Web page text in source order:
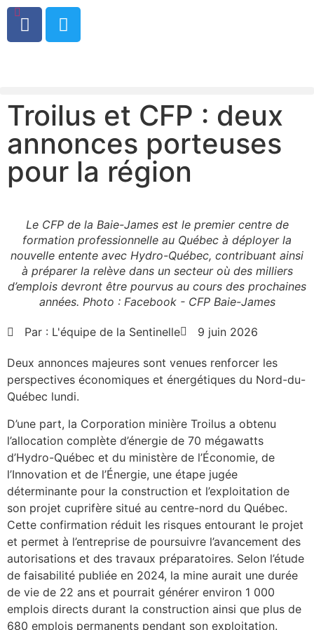
0
Troilus et CFP : deux
annonces porteuses
pour la région
Le CFP de la Baie-James est le premier centre de
formation professionnelle au Québec à déployer la
nouvelle entente avec Hydro-Québec, contribuant ainsi
à préparer la relève dans un secteur où des milliers
d’emplois devront être pourvus au cours des prochaines
années. Photo : Facebook - CFP Baie-James
Par : L'équipe de la Sentinelle 9 juin 2026
Deux annonces majeures sont venues renforcer les
perspectives économiques et énergétiques du Nord-du-
Québec lundi.
D’une part, la Corporation minière Troilus a obtenu
l’allocation complète d’énergie de 70 mégawatts
d’Hydro-Québec et du ministère de l’Économie, de
l’Innovation et de l’Énergie, une étape jugée
déterminante pour la construction et l’exploitation de
son projet cuprifère situé au centre-nord du Québec.
Cette confirmation réduit les risques entourant le projet
et permet à l’entreprise de poursuivre l’avancement des
autorisations et des travaux préparatoires. Selon l’étude
de faisabilité publiée en 2024, la mine aurait une durée
de vie de 22 ans et pourrait générer environ 1 000
emplois directs durant la construction ainsi que plus de
680 emplois permanents pendant son exploitation.